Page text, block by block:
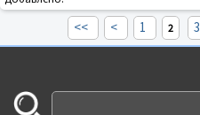
<< < 1 2 3